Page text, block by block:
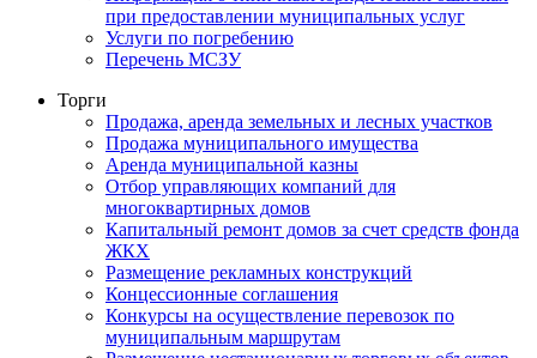
при предоставлении муниципальных услуг
Услуги по погребению
Перечень МСЗУ
Торги
Продажа, аренда земельных и лесных участков
Продажа муниципального имущества
Аренда муниципальной казны
Отбор управляющих компаний для
многоквартирных домов
Капитальный ремонт домов за счет средств фонда
ЖКХ
Размещение рекламных конструкций
Концессионные соглашения
Конкурсы на осуществление перевозок по
муниципальным маршрутам